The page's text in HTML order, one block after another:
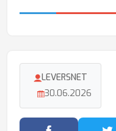
LEVERSNET
30.06.2026